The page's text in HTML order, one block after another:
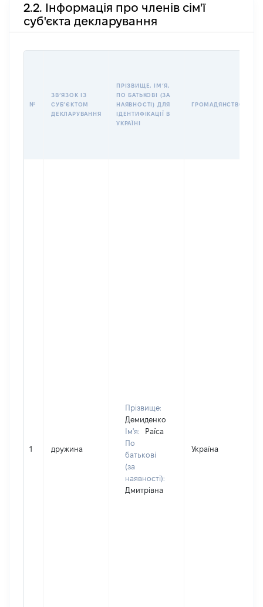
2.2. Інформація про членів сім'ї
суб'єкта декларування
№
ЗВʼЯЗОК ІЗ
СУБʼЄКТОМ
ДЕКЛАРУВАННЯ
ПРІЗВИЩЕ, ІМʼЯ,
ПО БАТЬКОВІ (ЗА
НАЯВНОСТІ) ДЛЯ
ІДЕНТИФІКАЦІЇ В
УКРАЇНІ
ГРОМАДЯНСТВО
1 дружина
Прізвище:
Демиденко
Ім'я:
Раїса
По
батькові
(за
наявності):
Дмитрівна
Україна